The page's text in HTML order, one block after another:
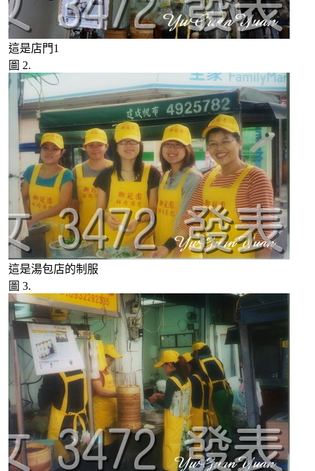
這是店門1
圖 2.
這是湯包店的制服
圖 3.